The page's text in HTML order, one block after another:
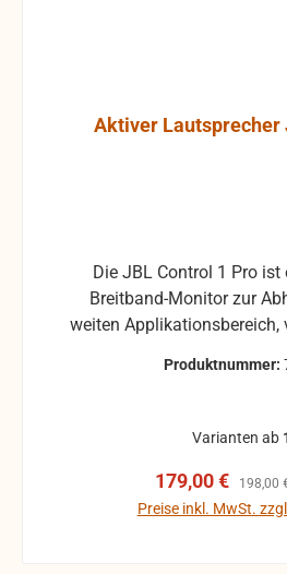
Aktiver Lautsprecher
Breitband-Monitor zur
weiten Applikationsbereich,
audiovisuellen Bereich ist
Tieftontreiber ist bei der
Magnet-Abschirmung
Produktnummer:
Varianten ab
Verkaufspreis:
179,00 € 198,00
Preise inkl. MwSt.